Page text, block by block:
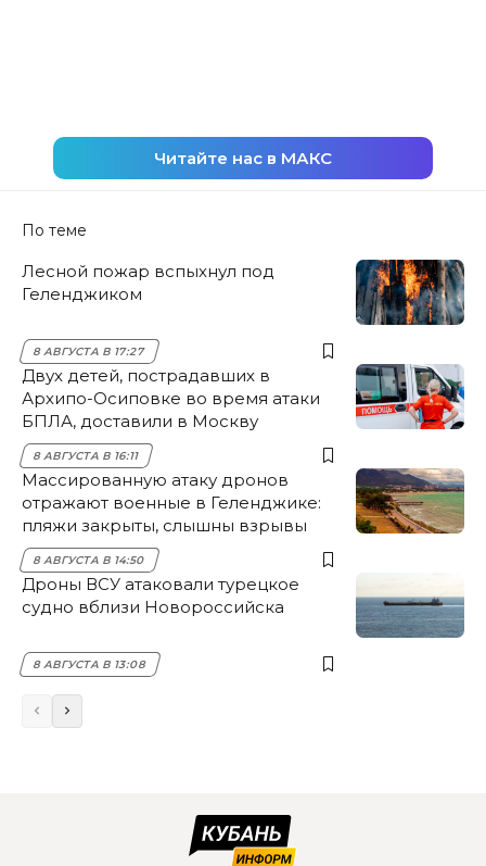
Читайте нас в МАКС
По теме
Лесной пожар вспыхнул под
Геленджиком
8 АВГУСТА В 17:27
Двух детей, пострадавших в
Архипо-Осиповке во время атаки
БПЛА, доставили в Москву
8 АВГУСТА В 16:11
Массированную атаку дронов
отражают военные в Геленджике:
пляжи закрыты, слышны взрывы
8 АВГУСТА В 14:50
Дроны ВСУ атаковали турецкое
судно вблизи Новороссийска
8 АВГУСТА В 13:08